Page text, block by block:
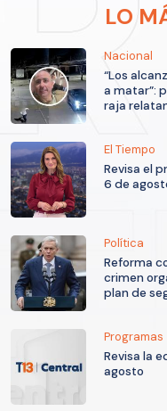
LO
Nacional
“Los
a matar”:
raja
El Tiempo
Revisa el
6 de
Política
Reforma
crimen
plan de
Programas
Revisa la
agosto